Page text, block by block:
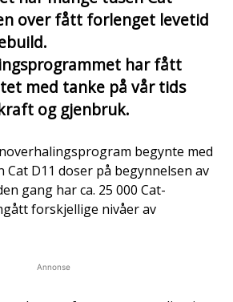
over fått forlenget levetid
har fått
med tanke på vår tids
og gjenbruk.
begynte med
Cat D11 doser på begynnelsen av
gang har ca. 25 000 Cat-
forskjellige nivåer av
Annonse